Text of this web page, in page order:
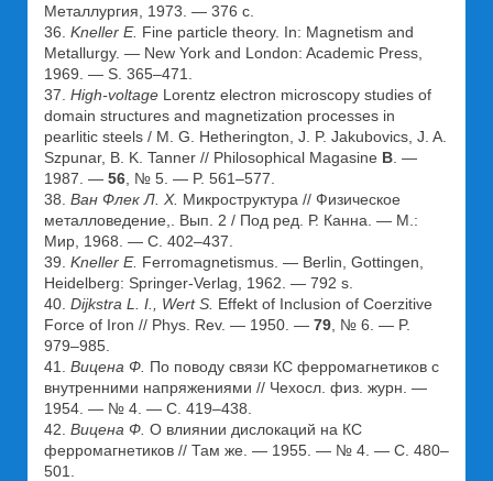
Металлургия, 1973. — 376 с.
36. Kneller E. Fine particle theory. In: Magnetism and
Metallurgy. — New York and London: Academic Press,
1969. — S. 365–471.
37. High-voltage Lorentz electron microscopy studies of
domain structures and magnetization processes in
pearlitic steels / M. G. Hetherington, J. P. Jakubovics, J. A.
Szpunar, B. K. Tanner // Philosophical Magasine B . —
1987. — 56 , № 5. — P. 561–577.
38. Ван Флек Л. Х. Микроструктура // Физическое
металловедение,. Вып. 2 / Под ред. Р. Канна. — М.:
Мир, 1968. — С. 402–437.
39. Knеller E. Ferromagnetismus. — Berlin, Gottingen,
Heidelberg: Springer-Verlag, 1962. — 792 s.
40. Dijkstra L. I., Wert S. Effekt of Inclusion of Coerzitive
Force of Iron // Phys. Rev. — 1950. — 79 , № 6. — P.
979–985.
41. Вицена Ф. По поводу связи КС ферромагнетиков с
внутренними напряжениями // Чехосл. физ. журн. —
1954. — № 4. — С. 419–438.
42. Вицена Ф. О влиянии дислокаций на КС
ферромагнетиков // Там же. — 1955. — № 4. — С. 480–
501.